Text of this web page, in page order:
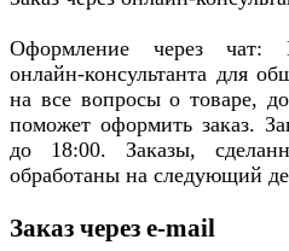
Оформление через чат:
онлайн-консультанта для
на все вопросы о товаре,
поможет оформить заказ.
до 18:00. Заказы,
обработаны на следующий
Заказ через e-mail